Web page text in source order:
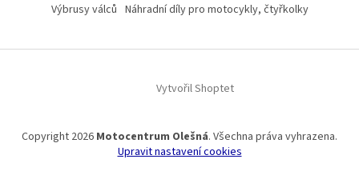
Výbrusy válců Náhradní díly pro motocykly, čtyřkolky
Vytvořil Shoptet
Copyright 2026 Motocentrum Olešná. Všechna práva vyhrazena.
Upravit nastavení cookies